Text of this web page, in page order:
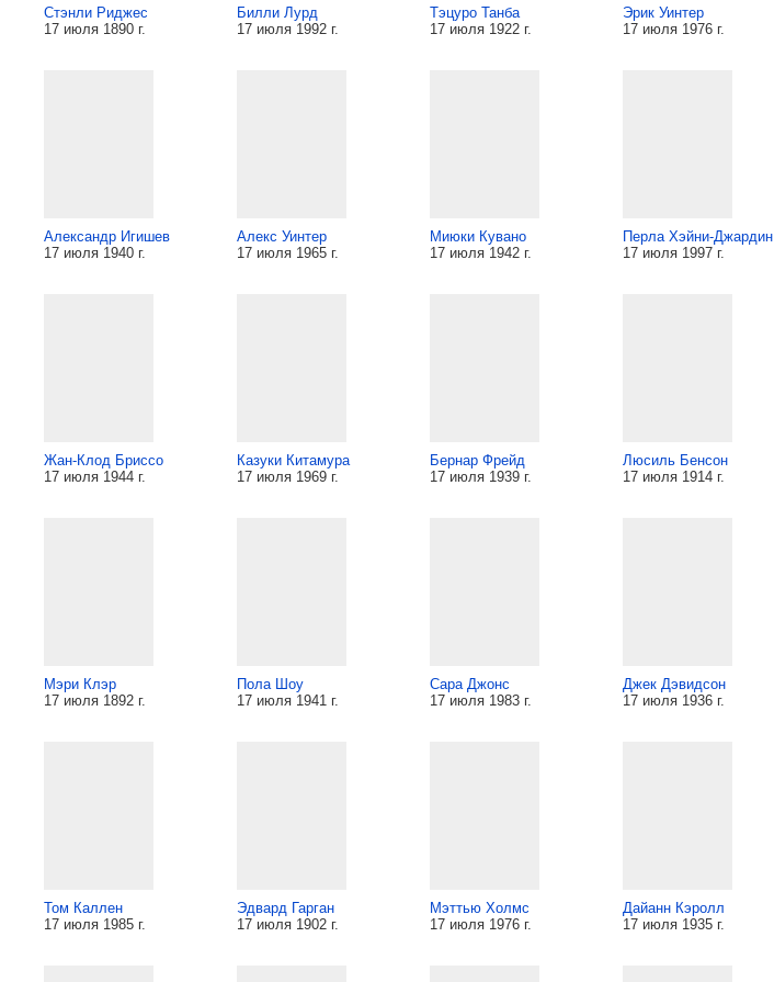
Стэнли Риджес
17 июля 1890 г.
Билли Лурд
17 июля 1992 г.
Тэцуро Танба
17 июля 1922 г.
Эрик Уинтер
17 июля 1976 г.
Александр Игишев
17 июля 1940 г.
Алекс Уинтер
17 июля 1965 г.
Миюки Кувано
17 июля 1942 г.
Перла Хэйни-Джардин
17 июля 1997 г.
Жан-Клод Бриссо
17 июля 1944 г.
Казуки Китамура
17 июля 1969 г.
Бернар Фрейд
17 июля 1939 г.
Люсиль Бенсон
17 июля 1914 г.
Мэри Клэр
17 июля 1892 г.
Пола Шоу
17 июля 1941 г.
Сара Джонс
17 июля 1983 г.
Джек Дэвидсон
17 июля 1936 г.
Том Каллен
17 июля 1985 г.
Эдвард Гарган
17 июля 1902 г.
Мэттью Холмс
17 июля 1976 г.
Дайанн Кэролл
17 июля 1935 г.